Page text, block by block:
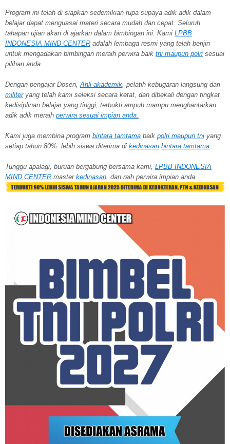
Program ini telah di siapkan sedemikian rupa supaya adik adik dalam
belajar dapat menguasai materi secara mudah dan cepat. Seluruh
tahapan ujian akan di ajarkan dalam bimbingan ini. Kami LPBB
INDONESIA MIND CENTER adalah lembaga resmi yang telah berijin
untuk mengadakan bimbingan meraih perwira baik tni maupun polri sesuai
pilihan anda.
Dengan pengajar Dosen, Ahli akademik , pelatih kebugaran langsung dari
militeryang telah kami seleksi secara ketat, dan dibekali dengan tingkat
kedisiplinan belajar yang tinggi, terbukti ampuh mampu menghantarkan
adik adik meraih perwira sesuai impian anda.
Kami juga membina program bintara tamtama baik polri maupun tni yang
setiap tahun 80% lebih siswa diterima di kedinasan bintara tamtama
Tunggu apalagi, buruan bergabung bersama kami, LPBB INDONESIA
MIND CENTER master kedinasan , dan raih perwira impian anda.